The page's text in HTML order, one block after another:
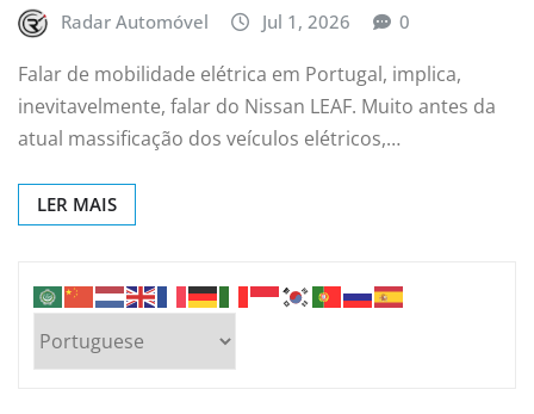
Radar Automóvel Jul 1, 2026 0
Falar de mobilidade elétrica em Portugal, implica,
inevitavelmente, falar do Nissan LEAF. Muito antes da
atual massificação dos veículos elétricos,…
LER MAIS